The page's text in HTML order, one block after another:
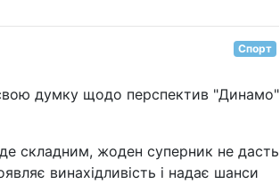
Спорт
свою думку щодо перспектив "Динамо"
складним, жоден суперник не дасть
винахідливість і надає шанси